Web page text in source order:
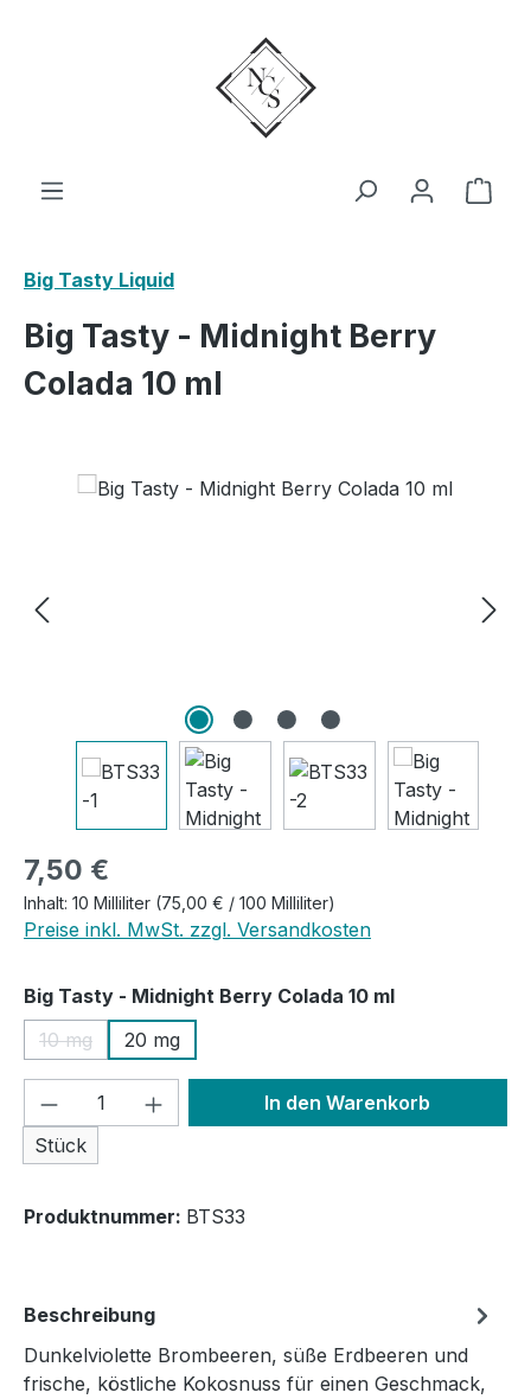
Big Tasty Liquid
Big Tasty - Midnight Berry
Colada 10 ml
Bildergalerie überspringen
Regulärer Preis:
7,50 €
Inhalt: 10 Milliliter (75,00 € / 100 Milliliter)
Preise inkl. MwSt. zzgl. Versandkosten
Big Tasty - Midnight Berry Colada 10 mlauswählen
10 mg
(Diese Option ist zurzeit nicht verfügbar.)
20 mg
Produkt Anzahl: Gib den
Stück
In den Warenkorb
Produktnummer: BTS33
Beschreibung
Dunkelviolette Brombeeren, süße Erdbeeren und
frische, köstliche Kokosnuss für einen Geschmack,